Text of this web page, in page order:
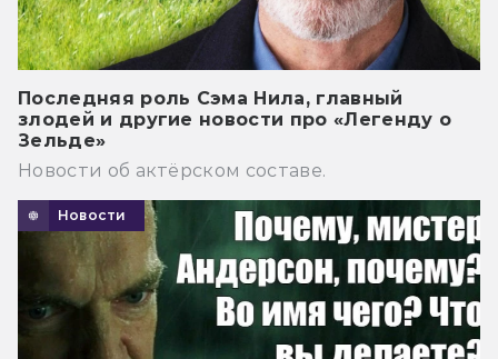
Последняя роль Сэма Нила, главный
злодей и другие новости про «Легенду о
Зельде»
Новости об актёрском составе.
Новости